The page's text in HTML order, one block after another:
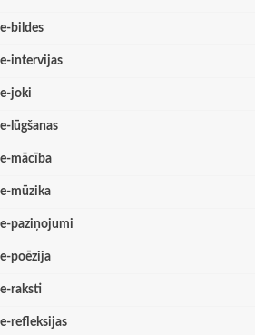
e-bildes
e-intervijas
e-joki
e-lūgšanas
e-mācība
e-mūzika
e-paziņojumi
e-poēzija
e-raksti
e-refleksijas